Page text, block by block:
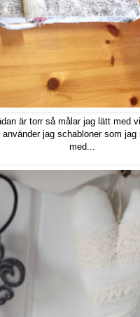
är torr så målar jag lätt med
använder jag schabloner som jag
med...